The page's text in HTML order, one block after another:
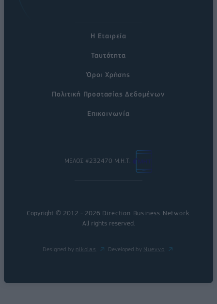
Η Εταιρεία
Ταυτότητα
Όροι Χρήσης
Πολιτική Προστασίας Δεδομένων
Επικοινωνία
ΜΕΛΟΣ #232470 Μ.Η.Τ.
Copyright © 2012 - 2026 Direction Business Network
All rights reserved.
Designed by nikolas Developed by Nuevvo